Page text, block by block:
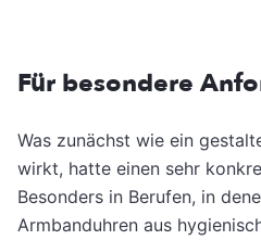
Für besondere
Was zunächst wie ein
wirkt, hatte einen sehr
Besonders in Berufen, in
Armbanduhren aus